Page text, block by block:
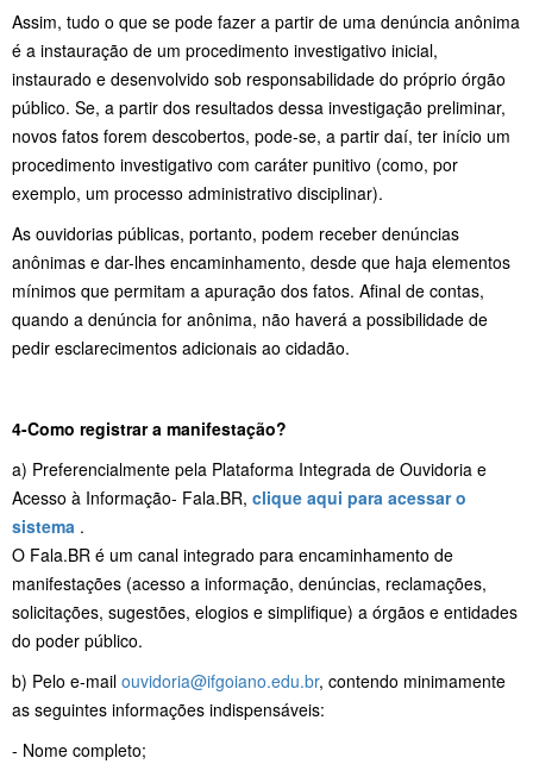
Assim, tudo o que se pode fazer a partir de uma denúncia anônima
é a instauração de um procedimento investigativo inicial,
instaurado e desenvolvido sob responsabilidade do próprio órgão
público. Se, a partir dos resultados dessa investigação preliminar,
novos fatos forem descobertos, pode-se, a partir daí, ter início um
procedimento investigativo com caráter punitivo (como, por
exemplo, um processo administrativo disciplinar).
As ouvidorias públicas, portanto, podem receber denúncias
anônimas e dar-lhes encaminhamento, desde que haja elementos
mínimos que permitam a apuração dos fatos. Afinal de contas,
quando a denúncia for anônima, não haverá a possibilidade de
pedir esclarecimentos adicionais ao cidadão.
4-Como registrar a manifestação?
a) Preferencialmente pela Plataforma Integrada de Ouvidoria e
Acesso à Informação- Fala.BR, clique aqui para acessar o
sistema .
O Fala.BR é um canal integrado para encaminhamento de
manifestações (acesso a informação, denúncias, reclamações,
solicitações, sugestões, elogios e simplifique) a órgãos e entidades
do poder público.
b) Pelo e-mail ouvidoria@ifgoiano.edu.br, contendo minimamente
as seguintes informações indispensáveis:
- Nome completo;